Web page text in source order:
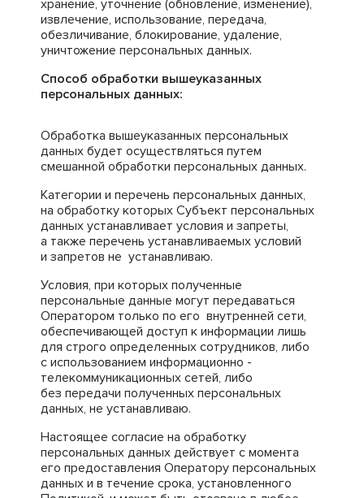
хранение, уточнение (обновление, изменение),
извлечение, использование, передача,
обезличивание, блокирование, удаление,
уничтожение персональных данных.
Способ обработки вышеуказанных
персональных данных:
Обработка вышеуказанных персональных
данных будет осуществляться путем
смешанной обработки персональных данных.
Категории и перечень персональных данных,
на обработку которых Субъект персональных
данных устанавливает условия и запреты,
а также перечень устанавливаемых условий
и запретов не устанавливаю.
Условия, при которых полученные
персональные данные могут передаваться
Оператором только по его внутренней сети,
обеспечивающей доступ к информации лишь
для строго определенных сотрудников, либо
с использованием информационно -
телекоммуникационных сетей, либо
без передачи полученных персональных
данных, не устанавливаю.
Настоящее согласие на обработку
персональных данных действует с момента
его предоставления Оператору персональных
данных и в течение срока, установленного